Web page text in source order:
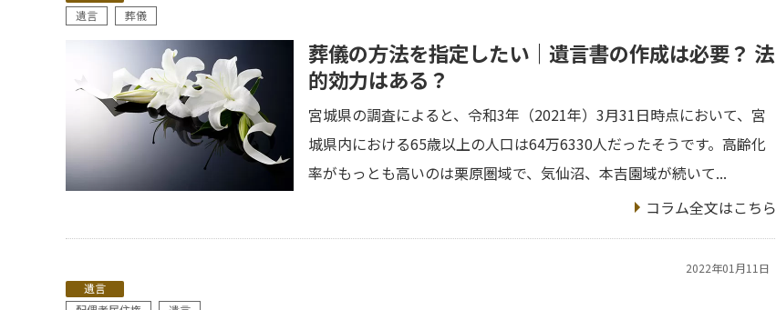
遺言
葬儀
葬儀の方法を指定したい｜遺言書の作成は必要？ 法
的効力はある？
宮城県の調査によると、令和3年（2021年）3月31日時点において、宮
城県内における65歳以上の人口は64万6330人だったそうです。高齢化
率がもっとも高いのは栗原圏域で、気仙沼、本吉園域が続いて...
コラム全文はこちら
2022年01月11日
遺言